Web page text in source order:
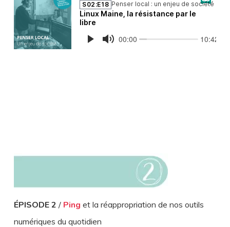
ÉPISODE 2 / Ping et la réappropriation de nos outils
numériques du quotidien